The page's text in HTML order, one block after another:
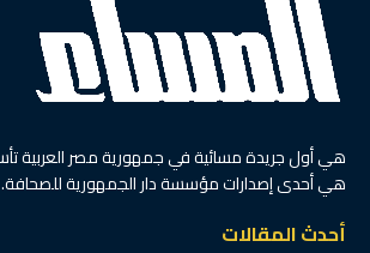
هي أحدى إصدارات مؤسسة دار الجمهورية للصحافة.
أحدث المقالات